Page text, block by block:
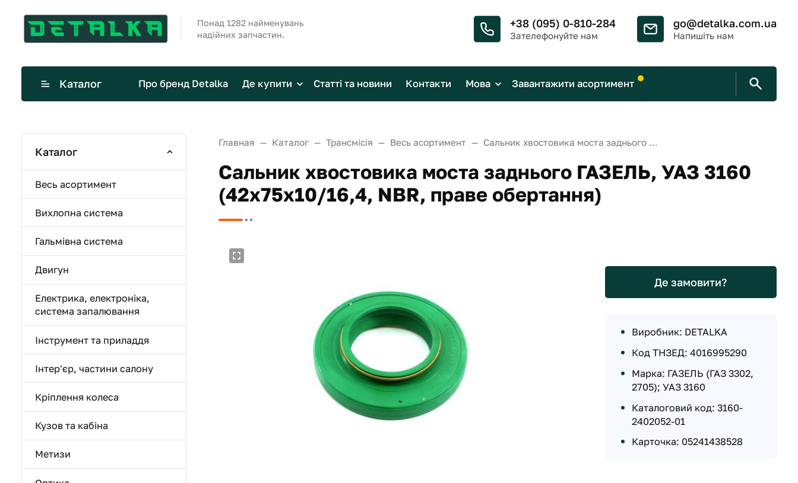
Понад 1282 найменувань
надійних запчастин.
+38 (095) 0-810-284
Зателефонуйте нам
go@detalka.com.ua
Напишіть нам
Каталог Про бренд Detalka Де купити Статті та новини Контакти Мова Завантажити асортимент
Главная Каталог Трансмісія Весь асортимент Сальник хвостовика моста заднього ГАЗЕЛЬ, УАЗ 3160 (42х75х10/16,4, NBR, праве обертання)
Сальник хвостовика моста заднього ГАЗЕЛЬ, УАЗ 3160
(42х75х10/16,4, NBR, праве обертання)
Де замовити?
Виробник: DETALKA
Код ТНЗЕД: 4016995290
Марка: ГАЗЕЛЬ (ГАЗ 3302,
2705); УАЗ 3160
Каталоговий код: 3160-
2402052-01
Карточка: 05241438528
Каталог
Весь асортимент
Вихлопна система
Гальмівна система
Двигун
Електрика, електроніка,
система запалювання
Інструмент та приладдя
Інтер'єр, частини салону
Кріплення колеса
Кузов та кабіна
Метизи